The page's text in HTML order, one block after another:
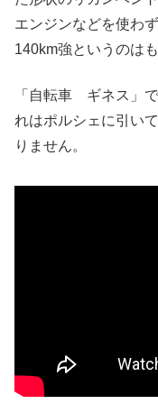
エンジンなどを使わ
140km強というのは
「自転車 ギネス」
れはポルシェに引い
りません。